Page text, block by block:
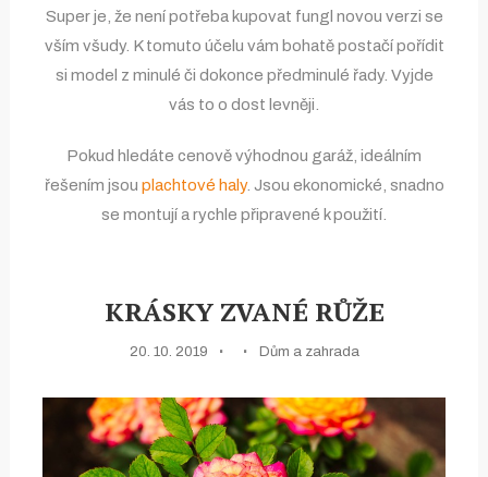
Super je, že není potřeba kupovat fungl novou verzi se
vším všudy. K tomuto účelu vám bohatě postačí pořídit
si model z minulé či dokonce předminulé řady. Vyjde
vás to o dost levněji.
Pokud hledáte cenově výhodnou garáž, ideálním
řešením jsou plachtové haly. Jsou ekonomické, snadno
se montují a rychle připravené k použití.
KRÁSKY ZVANÉ RŮŽE
20. 10. 2019 Dům a zahrada